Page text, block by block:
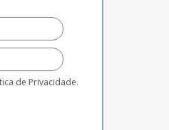
de Privacidade.